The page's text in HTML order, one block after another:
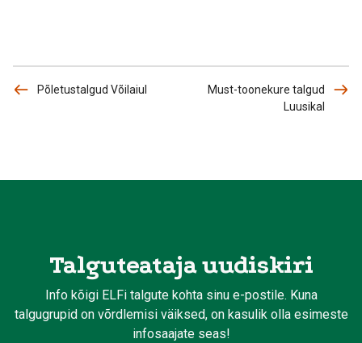
Põletustalgud Võilaiul
Must-toonekure talgud
Luusikal
Talguteataja uudiskiri
Info kõigi ELFi talgute kohta sinu e-postile. Kuna
talgugrupid on võrdlemisi väiksed, on kasulik olla esimeste
infosaajate seas!